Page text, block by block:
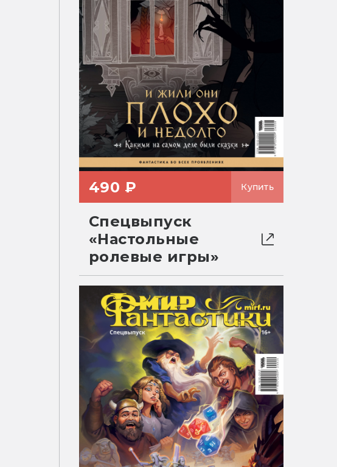
490 ₽ Купить
Спецвыпуск
«Настольные
ролевые игры»